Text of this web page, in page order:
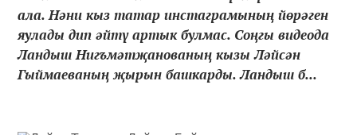
ала. Нәни кыз татар инстаграмының йөрәген
яулады дип әйтү артык булмас. Соңгы видеода
Ландыш Нигъмәтҗанованың кызы Ләйсән
Гыймаеваның җырын башкарды. Ландыш б...